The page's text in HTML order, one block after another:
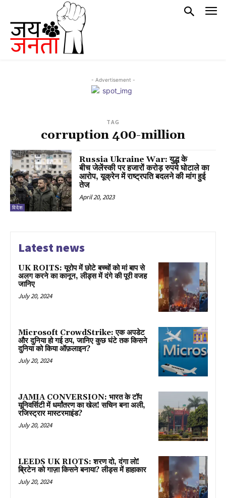
- Advertisement -
TAG
corruption 400-million
विदेश
Russia Ukraine War: युद्ध के
बीच जेलेंस्की पर हजारों करोड़ रुपये घोटाले का
आरोप, यूक्रेन में राष्ट्रपति बदलने की मांग हुई
तेज
April 20, 2023
Latest news
UK ROITS: यूरोप में छोटे बच्चों को मां बाप से
अलग करने का कानून, लीड्स में दंगे की पूरी वजह
जानिए
July 20, 2024
Microsoft CrowdStrike: एक अपडेट
और दुनिया हो गई ठप, जानिए कुछ घंटे तक किसने
दुनिया को किया ऑफ़लाइन?
July 20, 2024
JAMIA CONVERSION: भारत के टॉप
यूनिवर्सिटी में धर्मांतरण का खेल! सचिन बना अली,
रजिस्ट्रार मास्टरमाइंड?
July 20, 2024
LEEDS UK RIOTS: शरण दो, दंगा लो!
ब्रिटेन को गाज़ा किसने बनाया? लीड्स में हाहाकार
July 20, 2024